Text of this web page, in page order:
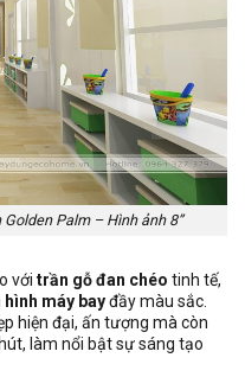
Palm – Hình ảnh 8”
với trần gỗ đan chéo tinh tế,
máy bayđầy màu sắc.
hiện đại, ấn tượng mà còn
làm nổi bật sự sáng tạo